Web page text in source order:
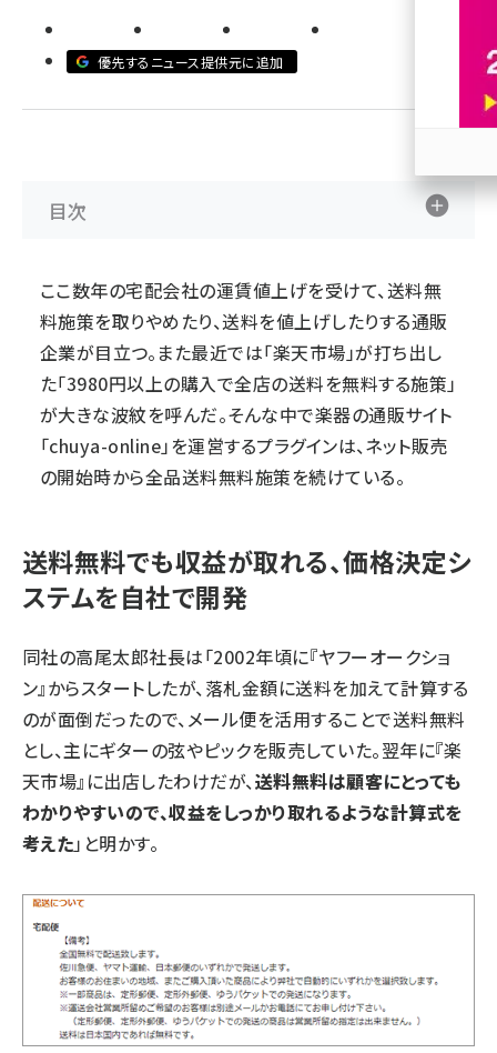
優先するニュース提供元に追加
目次
ここ数年の宅配会社の運賃値上げを受けて、送料無
料施策を取りやめたり、送料を値上げしたりする通販
企業が目立つ。また最近では「楽天市場」が打ち出し
た「3980円以上の購入で全店の送料を無料する施策」
が大きな波紋を呼んだ。そんな中で楽器の通販サイト
「chuya-online」を運営するプラグインは、ネット販売
の開始時から全品送料無料施策を続けている。
送料無料でも収益が取れる、価格決定シ
ステムを自社で開発
同社の高尾太郎社長は「2002年頃に『ヤフーオークショ
ン』からスタートしたが、落札金額に送料を加えて計算する
のが面倒だったので、メール便を活用することで送料無料
とし、主にギターの弦やピックを販売していた。翌年に『楽
天市場』に出店したわけだが、送料無料は顧客にとっても
わかりやすいので、収益をしっかり取れるような計算式を
考えた」と明かす。
参